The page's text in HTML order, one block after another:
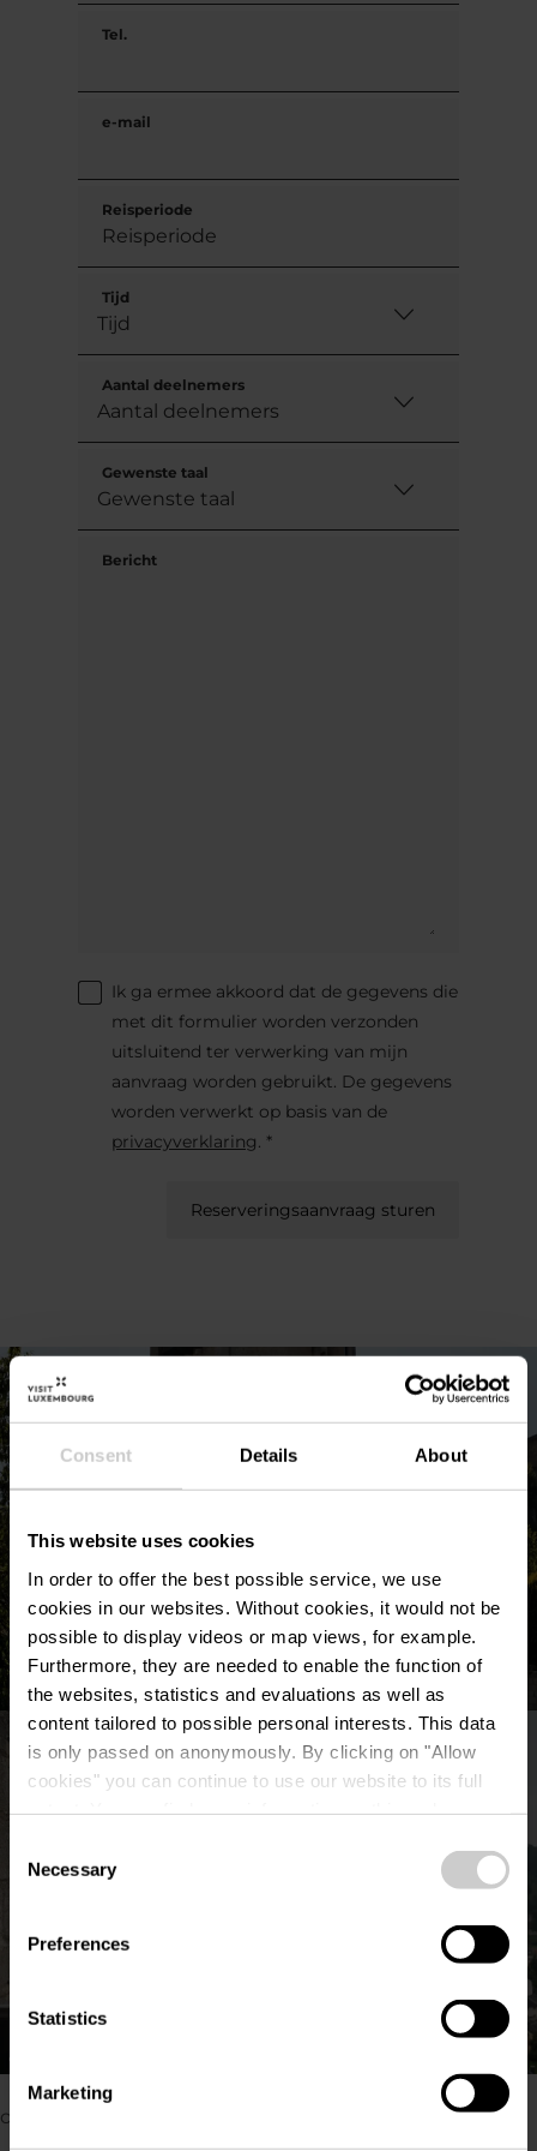
Consent Details About
This website uses cookies
In order to offer the best possible service, we use
cookies in our websites. Without cookies, it would not be
possible to display videos or map views, for example.
Furthermore, they are needed to enable the function of
the websites, statistics and evaluations as well as
content tailored to possible personal interests. This data
is only passed on anonymously. By clicking on "Allow
cookies" you can continue to use our website to its full
time.
Selection
Necessary
Preferences
Statistics
Marketing
Tel.
e-mail
Reisperiode
Tijd
Aantal deelnemers
Gewenste taal
Bericht
Ik ga ermee akkoord dat de gegevens die
met dit formulier worden verzonden
uitsluitend ter verwerking van mijn
aanvraag worden gebruikt. De gegevens
worden verwerkt op basis van de
privacyverklaring. *
Reserveringsaanvraag sturen
Pancake! Photographie
Alle foto's tonen
Om deze video van derden te bekijken, moet je de
cookies accepteren.